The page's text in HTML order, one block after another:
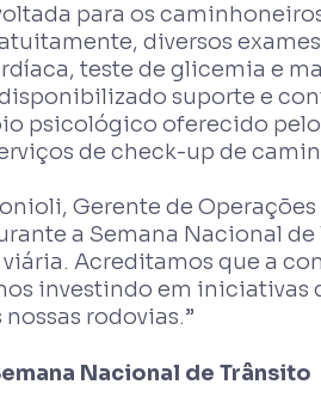
para os
diversos
teste de glicemia e
suporte e
psicológico oferecido
de check-up de
Gerente de Operações
a Semana Nacional
Acreditamos que a
investindo em iniciativas
rodovias.”
Nacional de Trânsito